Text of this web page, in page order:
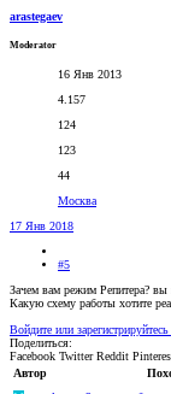
arastegaev
Moderator
16 Янв 2013
4.157
124
123
44
Москва
17 Янв 2018
#5
Зачем вам режим Репитера? вы
Какую схему работы хотите
Войдите или зарегистрируйтесь
Поделиться:
Facebook Twitter Reddit
Автор